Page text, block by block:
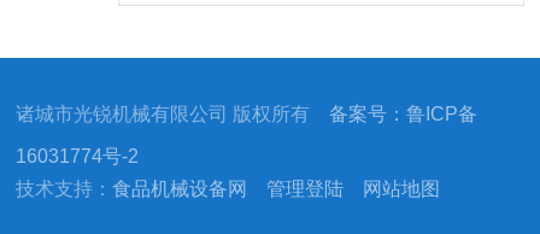
诸城市光锐机械有限公司 版权所有备案号：鲁ICP备
16031774号-2
技术支持：食品机械设备网 管理登陆 网站地图